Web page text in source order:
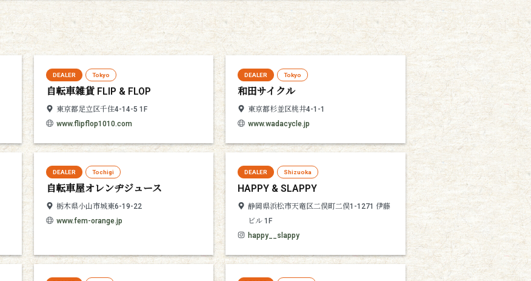
DEALER Tokyo
自転車雑貨 FLIP & FLOP
東京都足立区千住4-14-5 1F
www.flipflop1010.com
DEALER Tokyo
和田サイクル
東京都杉並区桃井4-1-1
www.wadacycle.jp
DEALER Tochigi
自転車屋オレンヂジュース
栃木県小山市城東6-19-22
www.fem-orange.jp
DEALER Shizuoka
HAPPY & SLAPPY
静岡県浜松市天竜区二俣町二俣1-1271 伊藤
ビル 1F
happy__slappy